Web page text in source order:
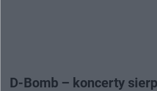
D-Bomb – koncerty